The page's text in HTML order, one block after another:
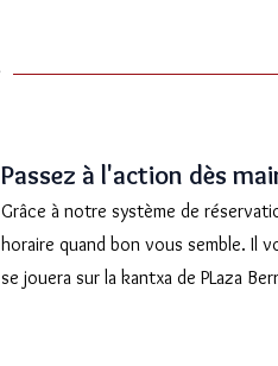
Passez à l'action dès
Grâce à notre système de
horaire quand bon vous semble. Il
se jouera sur la kantxa de PLaza